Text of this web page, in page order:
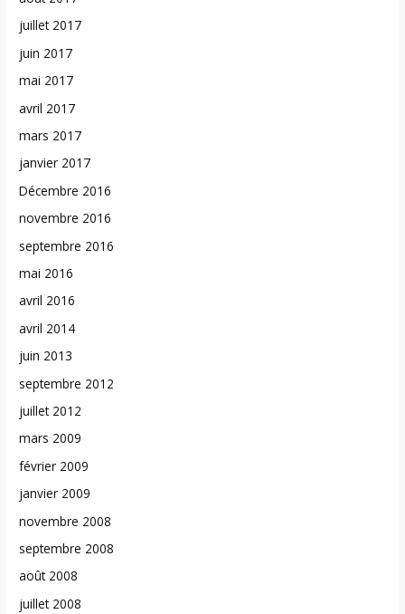
juillet 2017
juin 2017
mai 2017
avril 2017
mars 2017
janvier 2017
Décembre 2016
novembre 2016
septembre 2016
mai 2016
avril 2016
avril 2014
juin 2013
septembre 2012
juillet 2012
mars 2009
février 2009
janvier 2009
novembre 2008
septembre 2008
août 2008
juillet 2008